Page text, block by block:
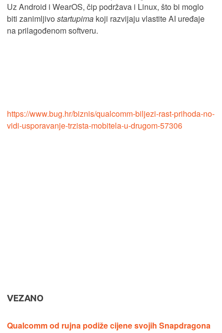
Uz Android i WearOS, čip podržava i Linux, što bi moglo
biti zanimljivo startupima koji razvijaju vlastite AI uređaje
na prilagođenom softveru.
https://www.bug.hr/biznis/qualcomm-biljezi-rast-prihoda-no-
vidi-usporavanje-trzista-mobitela-u-drugom-57306
VEZANO
Qualcomm od rujna podiže cijene svojih Snapdragona